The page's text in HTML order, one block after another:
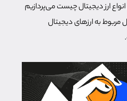
ارز دیجیتال چیست می‌پردازیم
به ارزهای دیجیتال